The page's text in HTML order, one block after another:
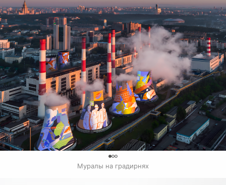
Муралы на градирнях